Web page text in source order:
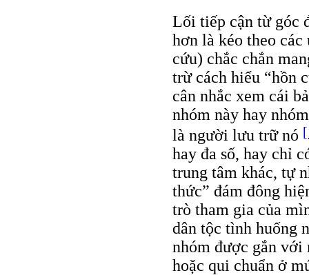
Lối tiếp cận từ góc
hơn là kéo theo
cứu) chắc chắn
trừ cách hiểu “hồn
cân nhắc xem cái
nhóm này hay
là người lưu trữ nó
hay đa số, hay chỉ
trung tâm khác, tự
thức” đám đông
trò tham gia của
dân tộc tình huống
nhóm được gắn với
hoặc qui chuẩn ở